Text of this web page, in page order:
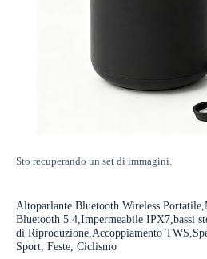
Sto recuperando un set di immagini.
Altoparlante Bluetooth Wireless
Bluetooth 5.4,Impermeabile IPX7,bassi
di Riproduzione,Accoppiamento
Sport, Feste, Ciclismo